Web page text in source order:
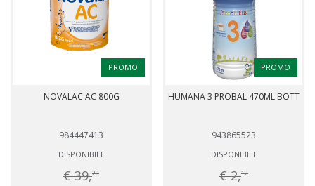
PROMO
NOVALAC AC 800G
984447413
DISPONIBILE
€ 39,20
PROMO
HUMANA 3 PROBAL 470ML BOTT
943865523
DISPONIBILE
€ 2,12